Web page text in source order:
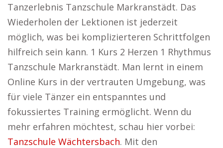
Tanzerlebnis Tanzschule Markranstädt. Das
Wiederholen der Lektionen ist jederzeit
möglich, was bei komplizierteren Schrittfolgen
hilfreich sein kann. 1 Kurs 2 Herzen 1 Rhythmus
Tanzschule Markranstädt. Man lernt in einem
Online Kurs in der vertrauten Umgebung, was
für viele Tänzer ein entspanntes und
fokussiertes Training ermöglicht. Wenn du
mehr erfahren möchtest, schau hier vorbei:
Tanzschule Wächtersbach. Mit den